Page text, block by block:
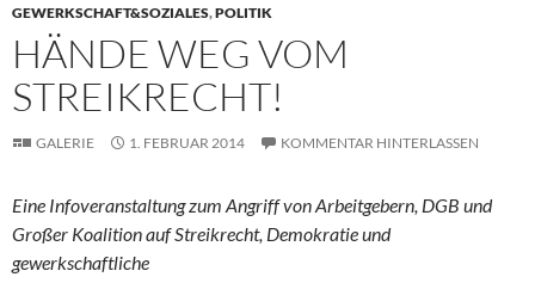
GEWERKSCHAFT&SOZIALES,POLITIK
HÄNDE WEG VOM
STREIKRECHT!
GALERIE 1. FEBRUAR 2014 KOMMENTAR HINTERLASSEN
Eine Infoveranstaltung zum Angriff von Arbeitgebern, DGB und
Großer Koalition auf Streikrecht, Demokratie und
gewerkschaftliche